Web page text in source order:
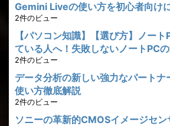
Gemini Liveの使い方を初心者向け
2件のビュー
【パソコン知識】【選び方】ノー
ている人へ！失敗しないノートPC
2件のビュー
データ分析の新しい強力なパート
使い方徹底解説
2件のビュー
ソニーの革新的CMOSイメージセ